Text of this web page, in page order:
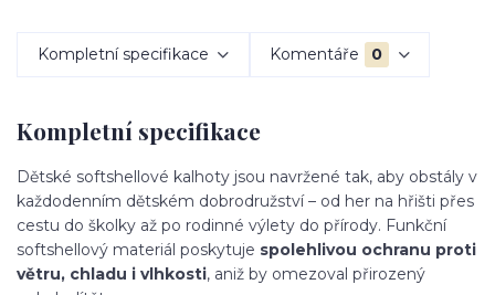
Kompletní specifikace Komentáře 0
Kompletní specifikace
Dětské softshellové kalhoty jsou navržené tak, aby obstály v
každodenním dětském dobrodružství – od her na hřišti přes
cestu do školky až po rodinné výlety do přírody. Funkční
softshellový materiál poskytuje spolehlivou ochranu proti
větru, chladu i vlhkosti, aniž by omezoval přirozený